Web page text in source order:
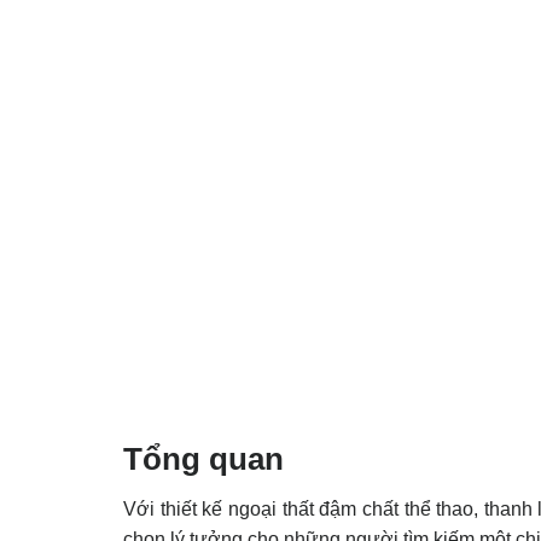
Tổng quan
Với thiết kế ngoại thất đậm chất thể thao,